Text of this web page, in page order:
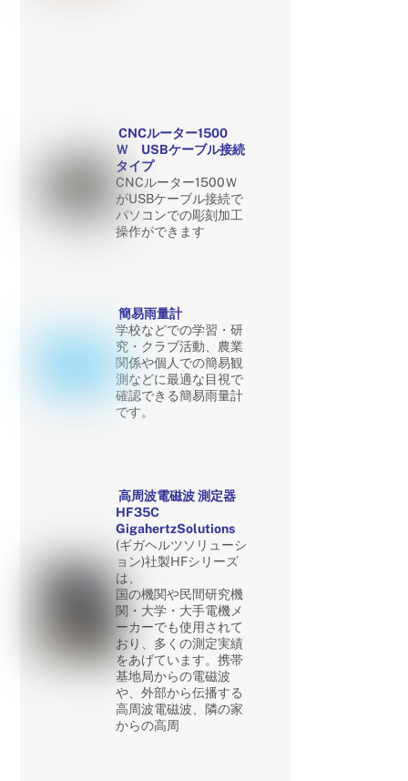
CNCルーター1500
Ｗ USBケーブル接続
タイプ
CNCルーター1500Ｗ
がUSBケーブル接続で
パソコンでの彫刻加工
操作ができます
簡易雨量計
学校などでの学習・研
究・クラブ活動、農業
関係や個人での簡易観
測などに最適な目視で
確認できる簡易雨量計
です。
高周波電磁波 測定器
HF35C
GigahertzSolutions
(ギガヘルツソリューシ
ョン)社製HFシリーズ
は、
国の機関や民間研究機
関・大学・大手電機メ
ーカーでも使用されて
おり、多くの測定実績
をあげています。携帯
基地局からの電磁波
や、外部から伝播する
高周波電磁波、隣の家
からの高周